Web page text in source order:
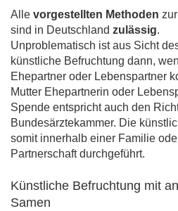
Alle vorgestellten Methoden
sind in Deutschland zulässig.
Unproblematisch ist aus Sicht
künstliche Befruchtung dann,
Ehepartner oder Lebenspartner
Mutter Ehepartnerin oder
Spende entspricht auch den
Bundesärztekammer. Die
somit innerhalb einer Familie
Partnerschaft durchgeführt.
Künstliche Befruchtung mit
Samen